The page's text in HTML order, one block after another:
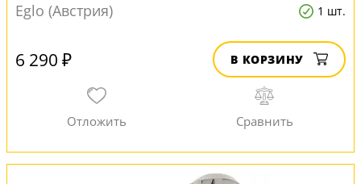
Eglo (Австрия) 1 шт.
6 290 ₽ В КОРЗИНУ